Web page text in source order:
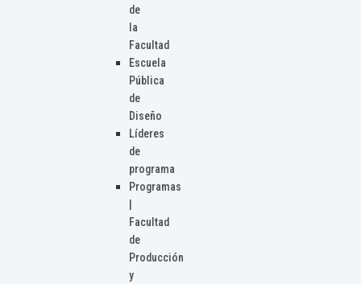
de
la
Facultad
Escuela
Pública
de
Diseño
Líderes
de
programa
Programas
Facultad
de
Producción
y